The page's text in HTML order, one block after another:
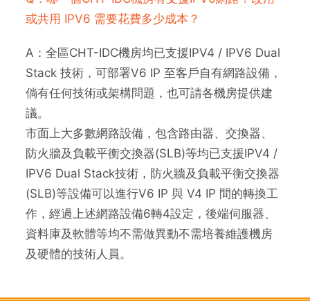
或共用 IPV6 需要花費多少成本？
A：全區CHT-IDC機房均已支援IPV4 / IPV6 Dual
Stack 技術，可部署V6 IP 至客戶自有網路設備，
倘有任何技術或架構問題，也可請各機房提供建
議。
市面上大多數網路設備，包含路由器、交換器、
防火牆及負載平衡交換器(SLB)等均已支援IPV4 /
IPV6 Dual Stack技術，防火牆及負載平衡交換器
(SLB)等設備可以進行V6 IP 與 V4 IP 間的轉換工
作，經過上述網路設備6轉4設定，後端伺服器、
資料庫及軟體等均不需做異動不需培養維護機房
及硬體的技術人員。